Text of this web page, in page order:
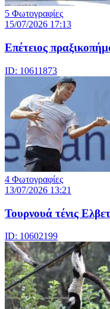
5 Φωτογραφίες
15/07/2026 17:13
Επέτειος
ID: 10611873
4 Φωτογραφίες
13/07/2026 13:21
Τουρνουά τένις
ID: 10602199